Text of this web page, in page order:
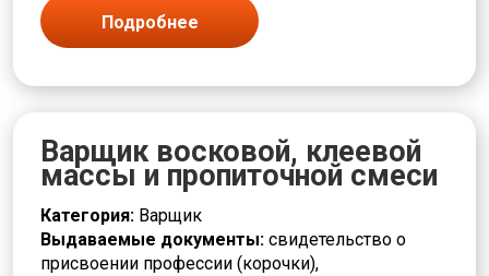
Маляр
Мастер
Медицина и здравоохранение
Механик
Младший медперсонал
Модельщик
Мойщик
Монтаж
Подробнее
Варщик восковой, клеевой
массы и пропиточной смеси
Категория: Варщик
Выдаваемые документы: свидетельство о
присвоении профессии (корочки),